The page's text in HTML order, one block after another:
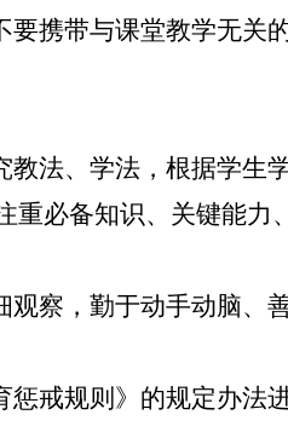
要携带与课堂教学无关
教法、学法，根据学生
重必备知识、关键能力
观察，勤于动手动脑、
戒规则》的规定办法